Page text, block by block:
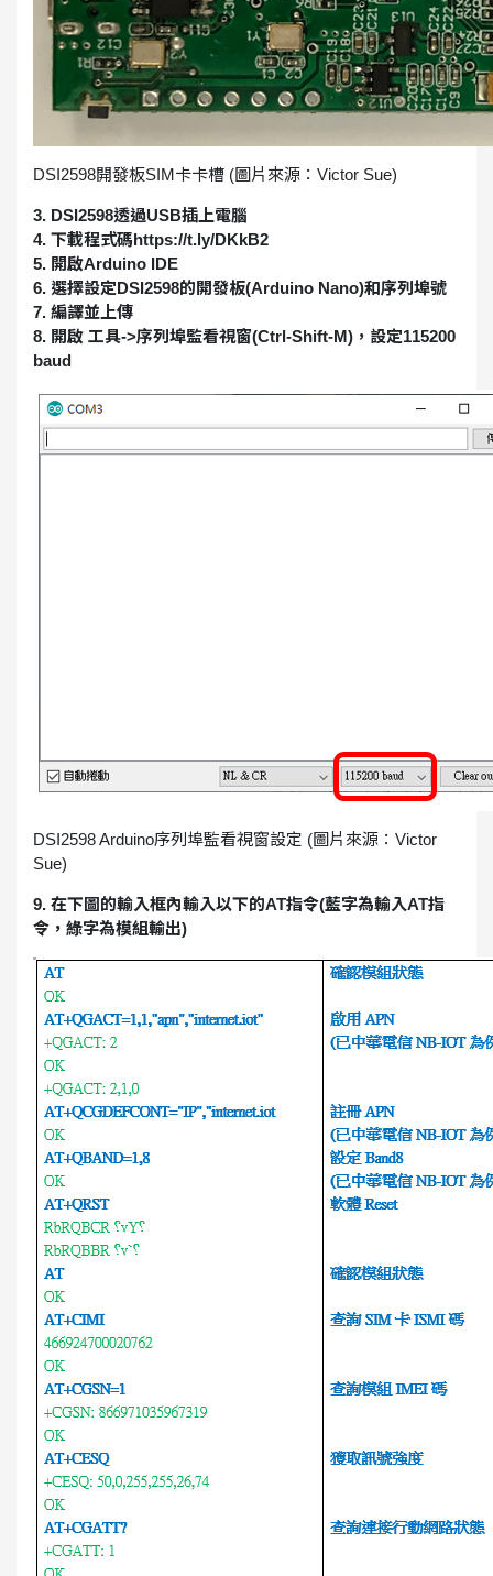
DSI2598開發板SIM卡卡槽 (圖片來源：Victor Sue)
3. DSI2598透過USB插上電腦
4. 下載程式碼https://t.ly/DKkB2
5. 開啟Arduino IDE
6. 選擇設定DSI2598的開發板(Arduino Nano)和序列埠號
7. 編譯並上傳
8. 開啟 工具->序列埠監看視窗(Ctrl-Shift-M)，設定115200
baud
DSI2598 Arduino序列埠監看視窗設定 (圖片來源：Victor
Sue)
9. 在下圖的輸入框內輸入以下的AT指令(藍字為輸入AT指
令，綠字為模組輸出)